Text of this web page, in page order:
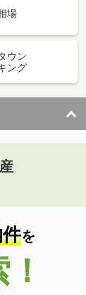
場
ウン
ング
を